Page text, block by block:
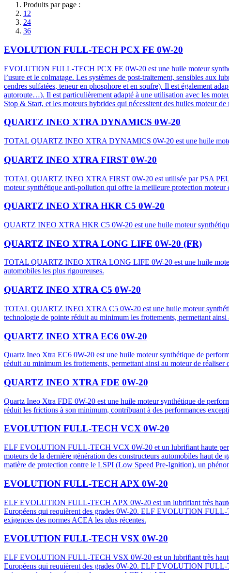
Produits par page :
12
24
36
EVOLUTION FULL-TECH PCX FE 0W-20
EVOLUTION FULL-TECH PCX FE 0W-20 est une huile moteur
l’usure et le colmatage. Les systèmes de post-traitement, sensibles aux
cendres sulfatées, teneur en phosphore et en soufre). Il est également
autoroute…). Il est particulièrement adapté à une utilisation avec les
Stop & Start, et les moteurs hybrides qui nécessitent des huiles moteur
QUARTZ INEO XTRA DYNAMICS 0W-20
TOTAL QUARTZ INEO XTRA DYNAMICS 0W-20 est une huile
QUARTZ INEO XTRA FIRST 0W-20
TOTAL QUARTZ INEO XTRA FIRST 0W-20 est utilisée par PSA
moteur synthétique anti-pollution qui offre la meilleure protection moteur
QUARTZ INEO XTRA HKR C5 0W-20
QUARTZ INEO XTRA HKR C5 0W-20 est une huile moteur
QUARTZ INEO XTRA LONG LIFE 0W-20 (FR)
TOTAL QUARTZ INEO XTRA LONG LIFE 0W-20 est une huile
automobiles les plus rigoureuses.
QUARTZ INEO XTRA C5 0W-20
TOTAL QUARTZ INEO XTRA C5 0W-20 est une huile moteur
technologie de pointe réduit au minimum les frottements, permettant
QUARTZ INEO XTRA EC6 0W-20
Quartz Ineo Xtra EC6 0W-20 est une huile moteur synthétique de
réduit au minimum les frottements, permettant ainsi au moteur de
QUARTZ INEO XTRA FDE 0W-20
Quartz Ineo Xtra FDE 0W-20 est une huile moteur synthétique de
réduit les frictions à son minimum, contribuant à des performances
EVOLUTION FULL-TECH VCX 0W-20
ELF EVOLUTION FULL-TECH VCX 0W-20 et un lubrifiant haute
moteurs de la dernière génération des constructeurs automobiles haut
matière de protection contre le LSPI (Low Speed Pre-Ignition), un
EVOLUTION FULL-TECH APX 0W-20
ELF EVOLUTION FULL-TECH APX 0W-20 est un lubrifiant très
Européens qui requièrent des grades 0W-20. ELF EVOLUTION FULL-
exigences des normes ACEA les plus récentes.
EVOLUTION FULL-TECH VSX 0W-20
ELF EVOLUTION FULL-TECH VSX 0W-20 est un lubrifiant très
Européens qui requièrent des grades 0W-20. ELF EVOLUTION FULL-